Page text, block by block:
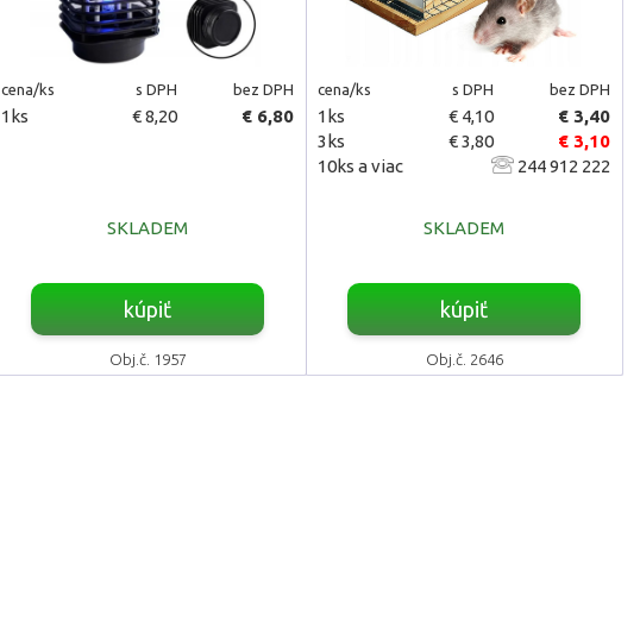
cena/ks s DPH bez DPH
1ks € 8,20 € 6,80
SKLADEM
kúpiť
Obj.č. 1957
cena/ks s DPH bez DPH
1ks € 4,10
€ 3,40
3ks
€ 3,80
€ 3,10
10ks a viac
244 912 222
SKLADEM
kúpiť
Obj.č. 2646